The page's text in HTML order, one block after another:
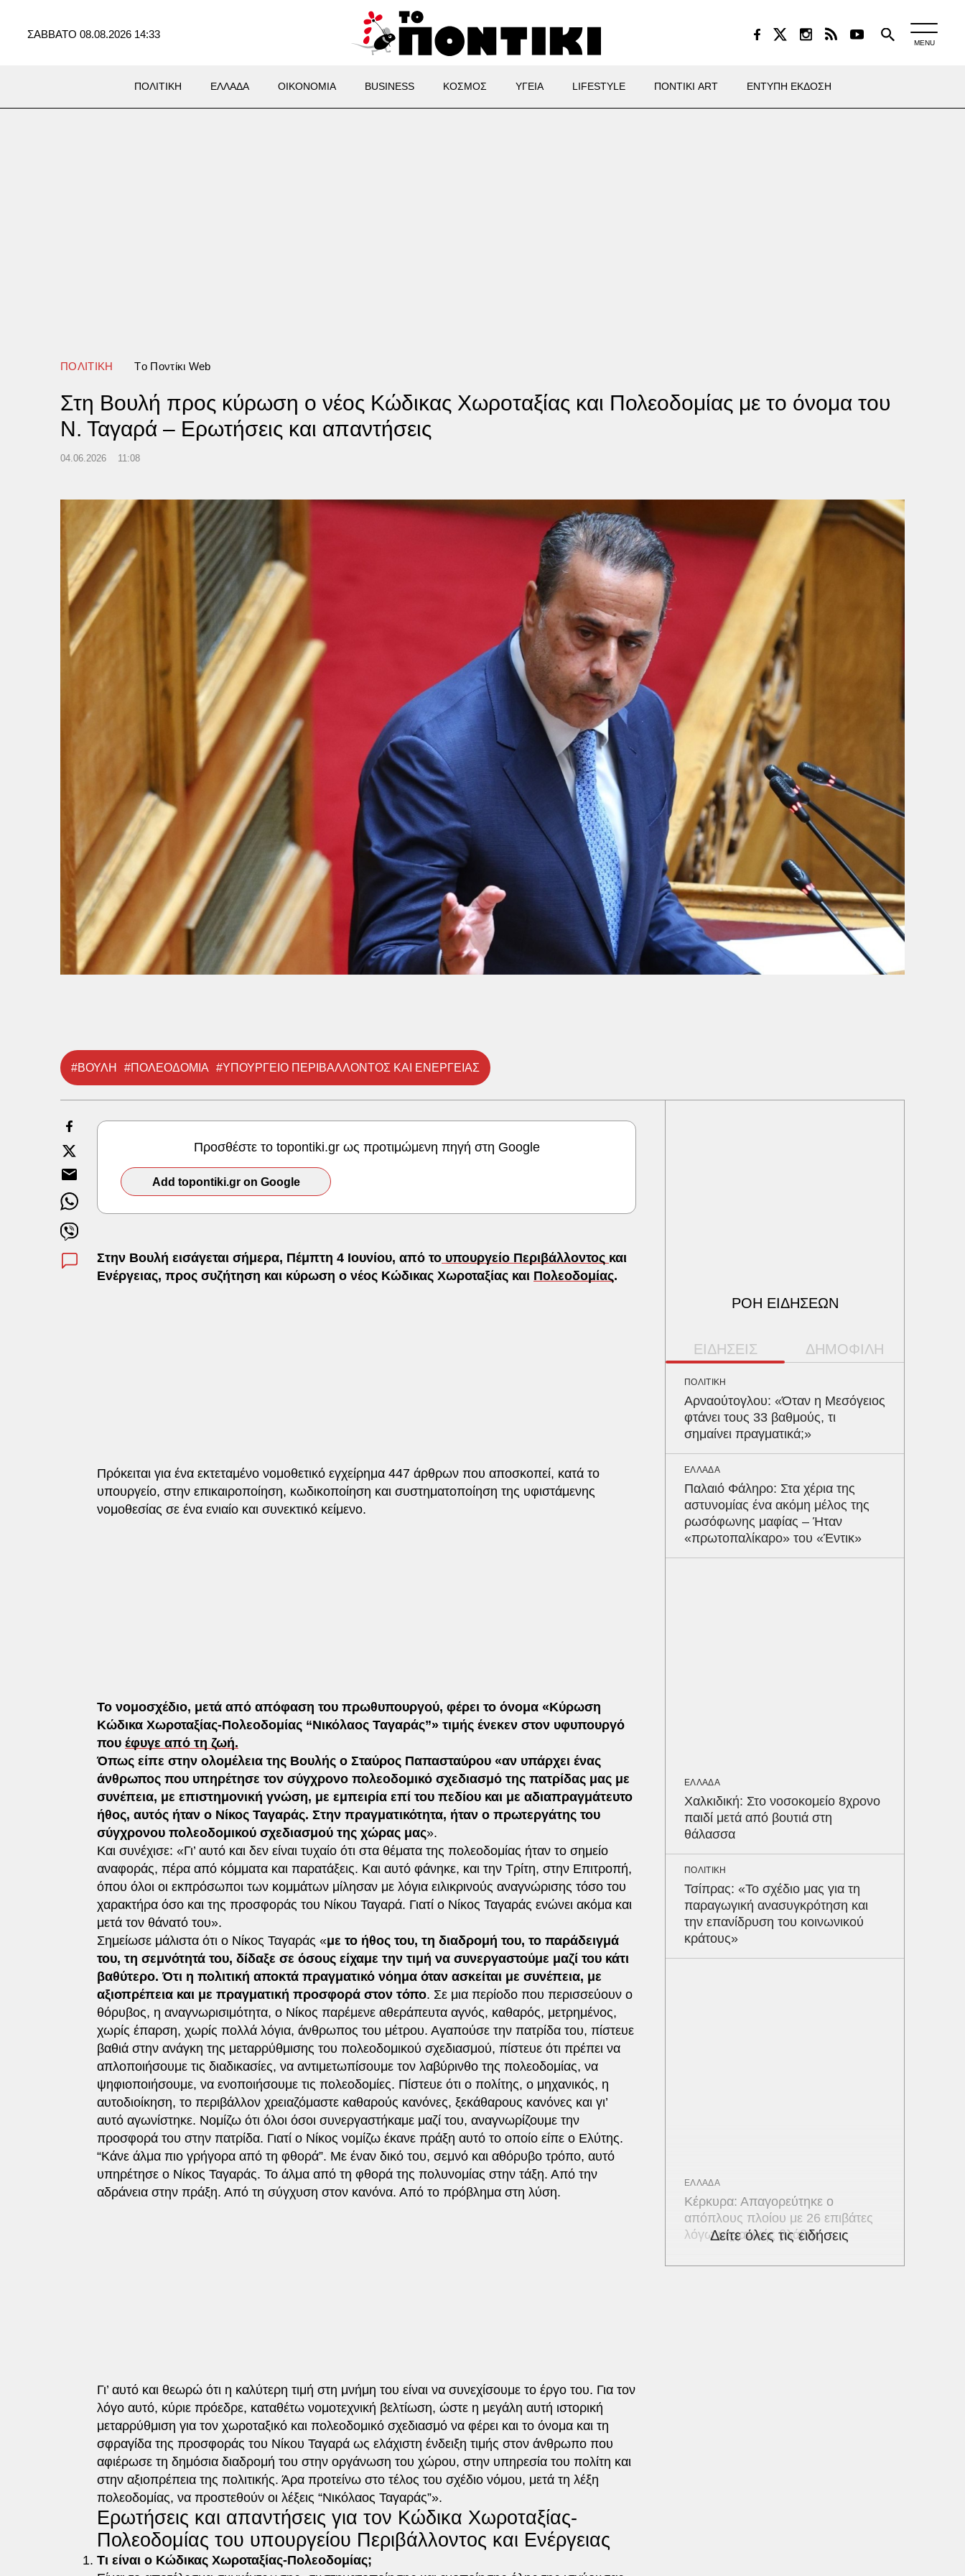
ΣΑΒΒΑΤΟ 08.08.2026 14:33
MENU
ΠΟΛΙΤΙΚΗ ΕΛΛΑΔΑ ΟΙΚΟΝΟΜΙΑ BUSINESS ΚΟΣΜΟΣ ΥΓΕΙΑ LIFESTYLE ΠΟΝΤΙΚΙ ART ΕΝΤΥΠΗ ΕΚΔΟΣΗ
ΠΟΛΙΤΙΚΗ Tο Ποντίκι Web
Στη Βουλή προς κύρωση ο νέος Κώδικας Χωροταξίας και Πολεοδομίας με το όνομα του
Ν. Ταγαρά – Ερωτήσεις και απαντήσεις
04.06.2026 11:08
#ΒΟΥΛΗ #ΠΟΛΕΟΔΟΜΙΑ #ΥΠΟΥΡΓΕΙΟ ΠΕΡΙΒΑΛΛΟΝΤΟΣ ΚΑΙ ΕΝΕΡΓΕΙΑΣ
Προσθέστε το topontiki.gr ως προτιμώμενη πηγή στη Google
Add topontiki.gr on Google
Στην Βουλή εισάγεται σήμερα, Πέμπτη 4 Ιουνίου, από το υπουργείο Περιβάλλοντος και
Ενέργειας, προς συζήτηση και κύρωση ο νέος Κώδικας Χωροταξίας και Πολεοδομίας.
Πρόκειται για ένα εκτεταμένο νομοθετικό εγχείρημα 447 άρθρων που αποσκοπεί, κατά το
υπουργείο, στην επικαιροποίηση, κωδικοποίηση και συστηματοποίηση της υφιστάμενης
νομοθεσίας σε ένα ενιαίο και συνεκτικό κείμενο.
Το νομοσχέδιο, μετά από απόφαση του πρωθυπουργού, φέρει το όνομα «Κύρωση
Κώδικα Χωροταξίας-Πολεοδομίας “Νικόλαος Ταγαράς”» τιμής ένεκεν στον υφυπουργό
που έφυγε από τη ζωή.
Όπως είπε στην ολομέλεια της Βουλής ο Σταύρος Παπασταύρου «αν υπάρχει ένας
άνθρωπος που υπηρέτησε τον σύγχρονο πολεοδομικό σχεδιασμό της πατρίδας μας με
συνέπεια, με επιστημονική γνώση, με εμπειρία επί του πεδίου και με αδιαπραγμάτευτο
ήθος, αυτός ήταν ο Νίκος Ταγαράς. Στην πραγματικότητα, ήταν ο πρωτεργάτης του
σύγχρονου πολεοδομικού σχεδιασμού της χώρας μας».
Και συνέχισε: «Γι’ αυτό και δεν είναι τυχαίο ότι στα θέματα της πολεοδομίας ήταν το σημείο
αναφοράς, πέρα από κόμματα και παρατάξεις. Και αυτό φάνηκε, και την Τρίτη, στην Επιτροπή,
όπου όλοι οι εκπρόσωποι των κομμάτων μίλησαν με λόγια ειλικρινούς αναγνώρισης τόσο του
χαρακτήρα όσο και της προσφοράς του Νίκου Ταγαρά. Γιατί ο Νίκος Ταγαράς ενώνει ακόμα και
μετά τον θάνατό του».
Σημείωσε μάλιστα ότι ο Νίκος Ταγαράς «με το ήθος του, τη διαδρομή του, το παράδειγμά
του, τη σεμνότητά του, δίδαξε σε όσους είχαμε την τιμή να συνεργαστούμε μαζί του κάτι
βαθύτερο. Ότι η πολιτική αποκτά πραγματικό νόημα όταν ασκείται με συνέπεια, με
αξιοπρέπεια και με πραγματική προσφορά στον τόπο. Σε μια περίοδο που περισσεύουν ο
θόρυβος, η αναγνωρισιμότητα, ο Νίκος παρέμενε αθεράπευτα αγνός, καθαρός, μετρημένος,
χωρίς έπαρση, χωρίς πολλά λόγια, άνθρωπος του μέτρου. Αγαπούσε την πατρίδα του, πίστευε
βαθιά στην ανάγκη της μεταρρύθμισης του πολεοδομικού σχεδιασμού, πίστευε ότι πρέπει να
απλοποιήσουμε τις διαδικασίες, να αντιμετωπίσουμε τον λαβύρινθο της πολεοδομίας, να
ψηφιοποιήσουμε, να ενοποιήσουμε τις πολεοδομίες. Πίστευε ότι ο πολίτης, ο μηχανικός, η
αυτοδιοίκηση, το περιβάλλον χρειαζόμαστε καθαρούς κανόνες, ξεκάθαρους κανόνες και γι’
αυτό αγωνίστηκε. Νομίζω ότι όλοι όσοι συνεργαστήκαμε μαζί του, αναγνωρίζουμε την
προσφορά του στην πατρίδα. Γιατί ο Νίκος νομίζω έκανε πράξη αυτό το οποίο είπε ο Ελύτης.
“Κάνε άλμα πιο γρήγορα από τη φθορά”. Με έναν δικό του, σεμνό και αθόρυβο τρόπο, αυτό
υπηρέτησε ο Νίκος Ταγαράς. Το άλμα από τη φθορά της πολυνομίας στην τάξη. Από την
αδράνεια στην πράξη. Από τη σύγχυση στον κανόνα. Από το πρόβλημα στη λύση.
Γι’ αυτό και θεωρώ ότι η καλύτερη τιμή στη μνήμη του είναι να συνεχίσουμε το έργο του. Για τον
λόγο αυτό, κύριε πρόεδρε, καταθέτω νομοτεχνική βελτίωση, ώστε η μεγάλη αυτή ιστορική
μεταρρύθμιση για τον χωροταξικό και πολεοδομικό σχεδιασμό να φέρει και το όνομα και τη
σφραγίδα της προσφοράς του Νίκου Ταγαρά ως ελάχιστη ένδειξη τιμής στον άνθρωπο που
αφιέρωσε τη δημόσια διαδρομή του στην οργάνωση του χώρου, στην υπηρεσία του πολίτη και
στην αξιοπρέπεια της πολιτικής. Άρα προτείνω στο τέλος του σχέδιο νόμου, μετά τη λέξη
πολεοδομίας, να προστεθούν οι λέξεις “Νικόλαος Ταγαράς”».
Ερωτήσεις και απαντήσεις για τον Κώδικα Χωροταξίας-
Πολεοδομίας του υπουργείου Περιβάλλοντος και Ενέργειας
Τι είναι ο Κώδικας Χωροταξίας-Πολεοδομίας;
ΡΟΗ ΕΙΔΗΣΕΩΝ
ΕΙΔΗΣΕΙΣ ΔΗΜΟΦΙΛΗ
ΠΟΛΙΤΙΚΗ
Αρναούτογλου: «Όταν η Μεσόγειος
φτάνει τους 33 βαθμούς, τι
σημαίνει πραγματικά;»
ΕΛΛΑΔΑ
Παλαιό Φάληρο: Στα χέρια της
αστυνομίας ένα ακόμη μέλος της
ρωσόφωνης μαφίας – Ήταν
«πρωτοπαλίκαρο» του «Έντικ»
ΕΛΛΑΔΑ
Χαλκιδική: Στο νοσοκομείο 8χρονο
παιδί μετά από βουτιά στη
θάλασσα
ΠΟΛΙΤΙΚΗ
Τσίπρας: «Το σχέδιο μας για τη
παραγωγική ανασυγκρότηση και
την επανίδρυση του κοινωνικού
κράτους»
ΕΛΛΑΔΑ
Κέρκυρα: Απαγορεύτηκε ο
απόπλους πλοίου με 26 επιβάτες
λόγω μηχανικής βλάβης
Δείτε όλες τις ειδήσεις